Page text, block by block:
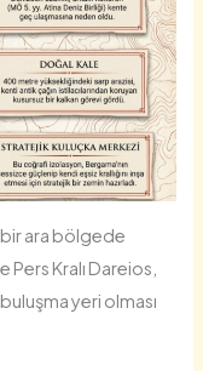
bir ara bölgede
Kralı Dareios,
yeri olması